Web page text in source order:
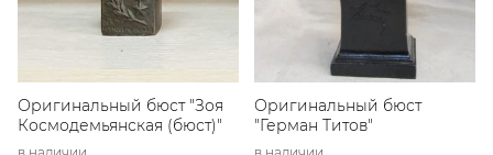
Оригинальный бюст "Зоя
Космодемьянская (бюст)"
Оригинальный бюст
"Герман Титов"